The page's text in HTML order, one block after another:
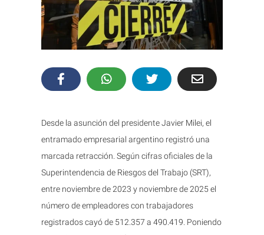
Desde la asunción del presidente Javier Milei, el
entramado empresarial argentino registró una
marcada retracción. Según cifras oficiales de la
Superintendencia de Riesgos del Trabajo (SRT),
entre noviembre de 2023 y noviembre de 2025 el
número de empleadores con trabajadores
registrados cayó de 512.357 a 490.419. Poniendo